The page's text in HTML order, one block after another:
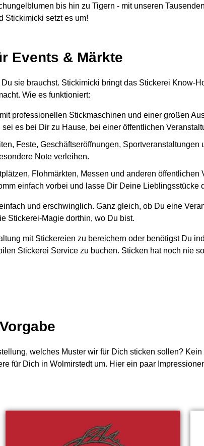
bis hin zu Tigern - mit unseren
Stickimicki setzt es um!
Events & Märkte
sie brauchst. Stickimicki bringt das Stickerei Know-
Wie es funktioniert:
professionellen Stickmaschinen und einer großen
es bei Dir zu Hause, bei einer öffentlichen
Feste, Geschäftseröffnungen,
Note verleihen.
Flohmärkten, Messen und anderen
einfach vorbei und lasse Dir Deine Lieblingsstücke
und erschwinglich. Ganz gleich, ob Du eine
Stickerei-Magie dorthin, wo Du bist.
mit Stickereien zu bereichern oder benötigst Du
Stickerei Service zu buchen. Sticken hat noch nie
welches Muster wir für Dich sticken sollen?
für Dich in Wolmirstedt um. Hier ein paar